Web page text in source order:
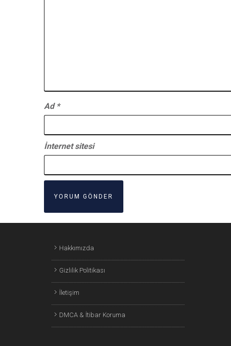
Ad *
İnternet sitesi
Hakkımızda
Gizlilik Politikası
İletişim
DMCA & İtibar Koruma